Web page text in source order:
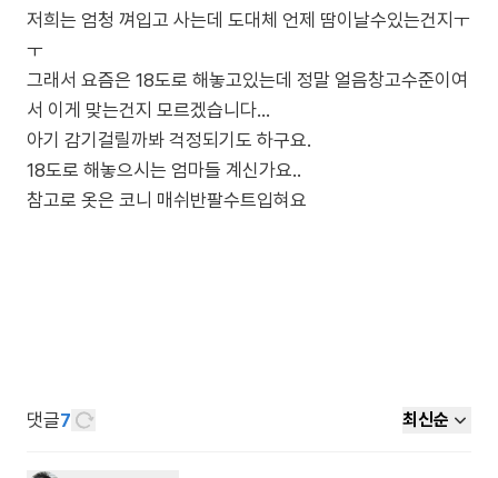
저희는 엄청 껴입고 사는데 도대체 언제 땀이날수있는건지ㅜ
ㅜ
그래서 요즘은 18도로 해놓고있는데 정말 얼음창고수준이여
서 이게 맞는건지 모르겠습니다...
아기 감기걸릴까봐 걱정되기도 하구요.
18도로 해놓으시는 엄마들 계신가요..
참고로 옷은 코니 매쉬반팔수트입혀요
댓글7 최신순